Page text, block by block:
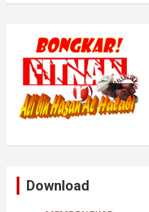
Download